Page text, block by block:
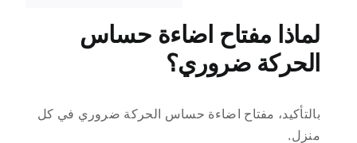
لماذا مفتاح اضاءة حساس
الحركة ضروري؟
بالتأكيد، مفتاح اضاءة حساس الحركة ضروري في كل
منزل.